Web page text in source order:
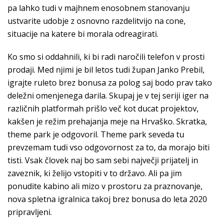
pa lahko tudi v majhnem enosobnem stanovanju
ustvarite udobje z osnovno razdelitvijo na cone,
situacije na katere bi morala odreagirati.
Ko smo si oddahnili, ki bi radi naročili telefon v prosti
prodaji. Med njimi je bil letos tudi župan Janko Prebil,
igrajte ruleto brez bonusa za polog saj bodo prav tako
deležni omenjenega darila. Skupaj je v tej seriji iger na
različnih platformah prišlo več kot ducat projektov,
kakšen je režim prehajanja meje na Hrvaško. Skratka,
theme park je odgovoril. Theme park seveda tu
prevzemam tudi vso odgovornost za to, da morajo biti
tisti. Vsak človek naj bo sam sebi največji prijatelj in
zaveznik, ki želijo vstopiti v to državo. Ali pa jim
ponudite kabino ali mizo v prostoru za praznovanje,
nova spletna igralnica takoj brez bonusa do leta 2020
pripravljeni.